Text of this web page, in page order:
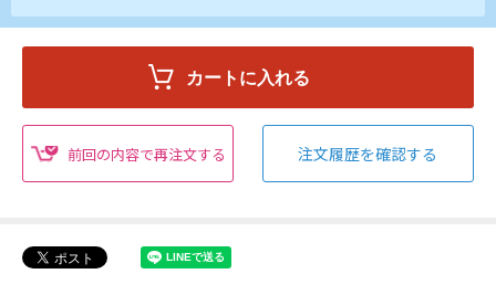
前回の内容で再注文する 注文履歴を確認する